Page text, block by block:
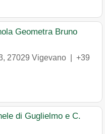
Geometra Bruno
, 27029 Vigevano
+39
di Guglielmo e C.